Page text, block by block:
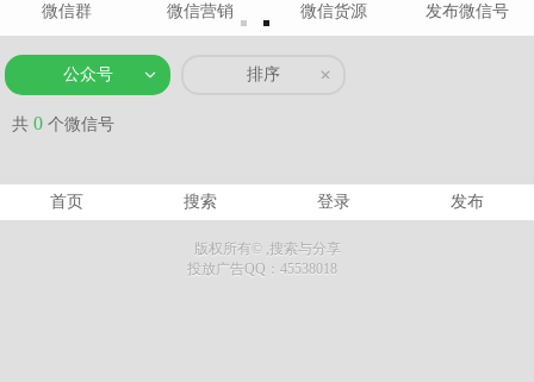
微信群 微信营销 微信货源 发布微信号
公众号 排序
共 0 个微信号
首页 搜索 登录 发布
版权所有© ,搜索与分享
投放广告QQ：45538018